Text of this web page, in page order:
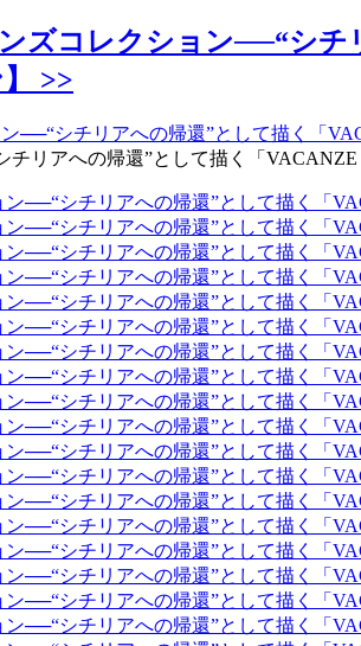
ズコレクション──“シ
>>
チリアへの帰還”として描く「